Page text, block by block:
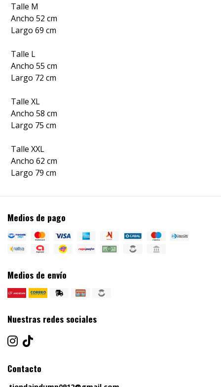
Talle M
Ancho 52 cm
Largo 69 cm
Talle L
Ancho 55 cm
Largo 72 cm
Talle XL
Ancho 58 cm
Largo 75 cm
Talle XXL
Ancho 62 cm
Largo 79 cm
Medios de pago
Medios de envío
Nuestras redes sociales
Contacto